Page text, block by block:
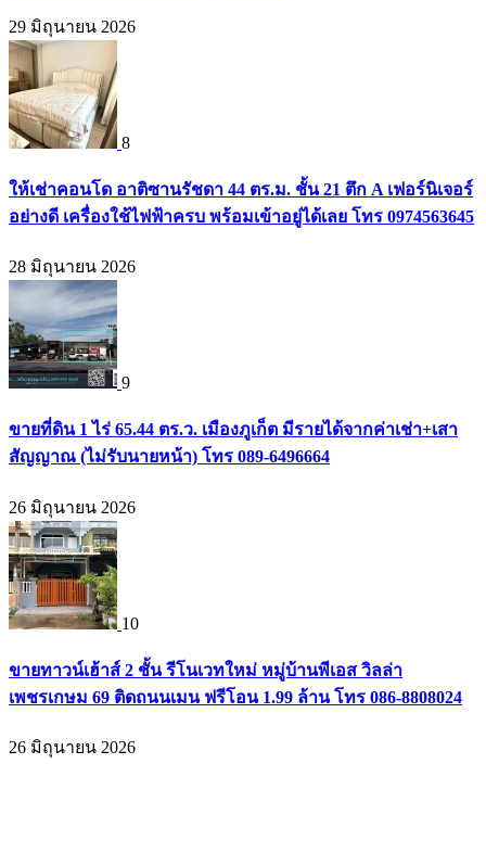
29 มิถุนายน 2026
8
ให้เช่าคอนโด อาติซานรัชดา 44 ตร.ม. ชั้น 21 ตึก A เฟอร์นิเจอร์
อย่างดี เครื่องใช้ไฟฟ้าครบ พร้อมเข้าอยู่ได้เลย โทร 0974563645
28 มิถุนายน 2026
9
ขายที่ดิน 1 ไร่ 65.44 ตร.ว. เมืองภูเก็ต มีรายได้จากค่าเช่า+เสา
สัญญาณ (ไม่รับนายหน้า) โทร 089-6496664
26 มิถุนายน 2026
10
ขายทาวน์เฮ้าส์ 2 ชั้น รีโนเวทใหม่ หมู่บ้านพีเอส วิลล่า
เพชรเกษม 69 ติดถนนเมน ฟรีโอน 1.99 ล้าน โทร 086-8808024
26 มิถุนายน 2026